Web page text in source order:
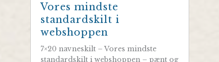
Vores mindste
standardskilt i
webshoppen
7×20 navneskilt – Vores mindste
standardskilt i webshoppen – pænt og